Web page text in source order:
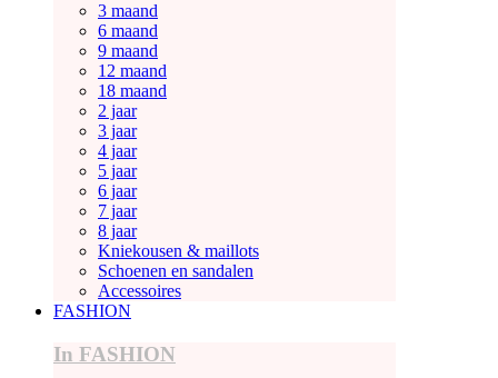
3 maand
6 maand
9 maand
12 maand
18 maand
2 jaar
3 jaar
4 jaar
5 jaar
6 jaar
7 jaar
8 jaar
Kniekousen & maillots
Schoenen en sandalen
Accessoires
FASHION
In FASHION